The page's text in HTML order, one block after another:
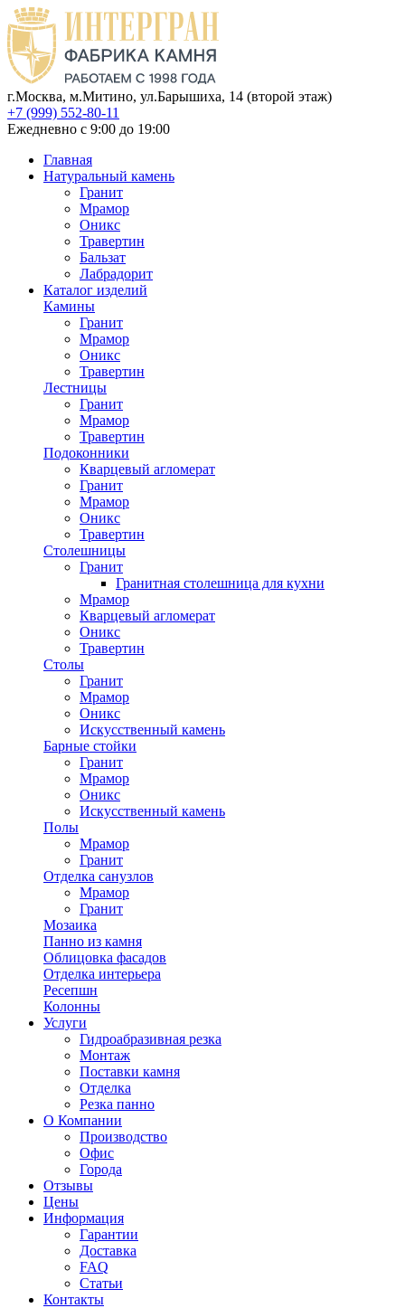
г.Москва, м.Митино, ул.Барышиха, 14 (второй этаж)
+7 (999) 552-80-11
Ежедневно с 9:00 до 19:00
Главная
Натуральный камень
Гранит
Мрамор
Оникс
Травертин
Бальзат
Лабрадорит
Каталог изделий
Камины
Гранит
Мрамор
Оникс
Травертин
Лестницы
Гранит
Мрамор
Травертин
Подоконники
Кварцевый агломерат
Гранит
Мрамор
Оникс
Травертин
Столешницы
Гранит
Гранитная столешница для кухни
Мрамор
Кварцевый агломерат
Оникс
Травертин
Столы
Гранит
Мрамор
Оникс
Искусственный камень
Барные стойки
Гранит
Мрамор
Оникс
Искусственный камень
Полы
Мрамор
Гранит
Отделка санузлов
Мрамор
Гранит
Мозаика
Панно из камня
Облицовка фасадов
Отделка интерьера
Ресепшн
Колонны
Услуги
Гидроабразивная резка
Монтаж
Поставки камня
Отделка
Резка панно
О Компании
Производство
Офис
Города
Отзывы
Цены
Информация
Гарантии
Доставка
FAQ
Статьи
Контакты